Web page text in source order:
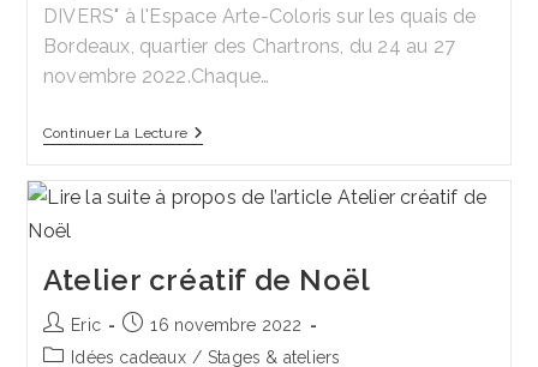
DIVERS" à l'Espace Arte-Coloris sur les quais de
Bordeaux, quartier des Chartrons, du 24 au 27
novembre 2022.Chaque…
Continuer La LectureMonotypes
Atelier créatif de Noël
Auteur/autrice
de
Eric
Publication
publiée :
16 novembre 2022
PostIdées cadeaux / Stages & ateliers